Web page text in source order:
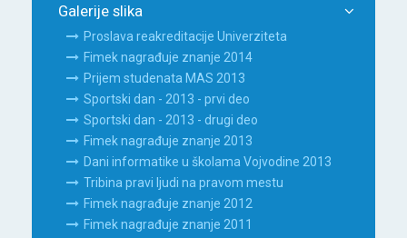
Galerije slika
Proslava reakreditacije Univerziteta
Fimek nagrađuje znanje 2014
Prijem studenata MAS 2013
Sportski dan - 2013 - prvi deo
Sportski dan - 2013 - drugi deo
Fimek nagrađuje znanje 2013
Dani informatike u školama Vojvodine 2013
Tribina pravi ljudi na pravom mestu
Fimek nagrađuje znanje 2012
Fimek nagrađuje znanje 2011